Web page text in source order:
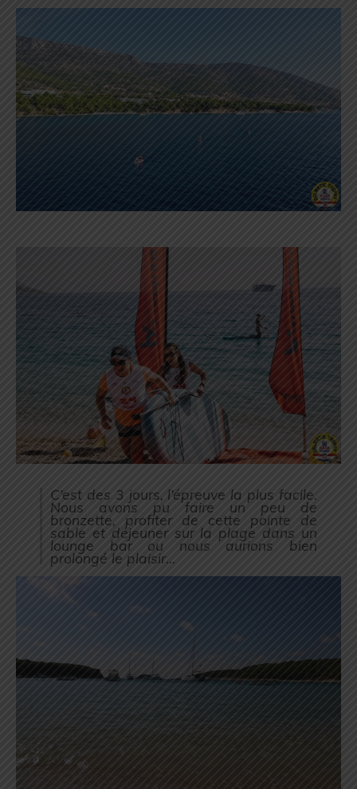
C’est des 3 jours, l’épreuve la plus facile.
Nous avons pu faire un peu de
bronzette, profiter de cette pointe de
sable et déjeuner sur la plage dans un
lounge bar ou nous aurions bien
prolongé le plaisir…